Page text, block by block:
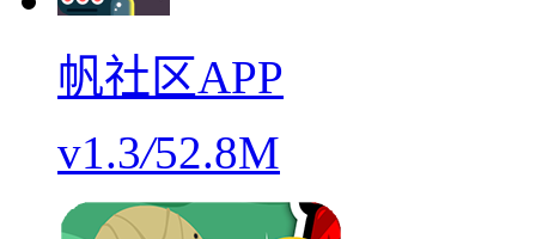
帆社区APP
v1.3/52.8M